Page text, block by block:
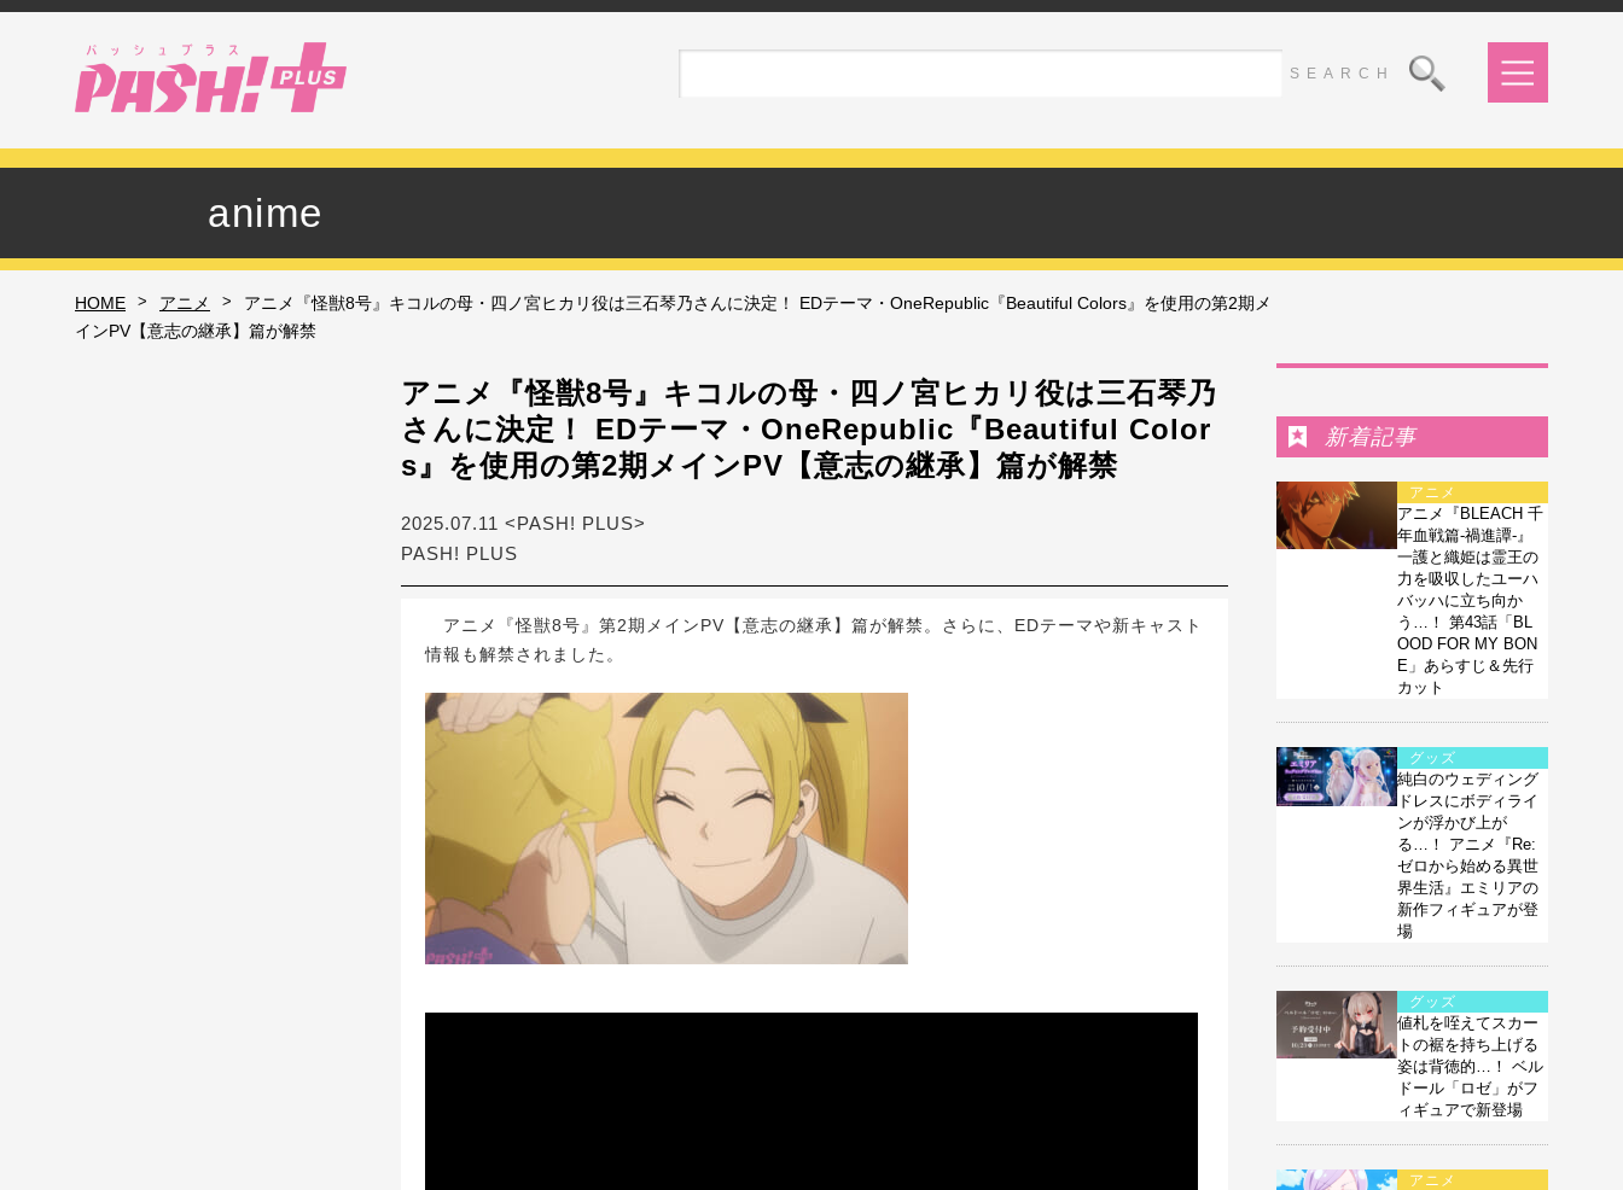
anime
HOME > アニメ >
アニメ『怪獣8号』キコルの母・四ノ宮ヒカリ役は三石琴乃さんに決定！ EDテーマ・OneRepublic『Beautiful Colors』を使用の第2期メ
インPV【意志の継承】篇が解禁
アニメ『怪獣8号』キコルの母・四ノ宮ヒカリ役は三石琴乃
さんに決定！ EDテーマ・OneRepublic『Beautiful Color
s』を使用の第2期メインPV【意志の継承】篇が解禁
2025.07.11 <PASH! PLUS>
PASH! PLUS
アニメ『怪獣8号』第2期メインPV【意志の継承】篇が解禁。さらに、EDテーマや新キャスト
情報も解禁されました。
新着記事
アニメ
アニメ『BLEACH 千
年血戦篇-禍進譚-』
一護と織姫は霊王の
力を吸収したユーハ
バッハに立ち向か
う…！ 第43話「BL
OOD FOR MY BON
E」あらすじ＆先行
カット
グッズ
純白のウェディング
ドレスにボディライ
ンが浮かび上が
る…！ アニメ『Re:
ゼロから始める異世
界生活』エミリアの
新作フィギュアが登
場
グッズ
値札を咥えてスカー
トの裾を持ち上げる
姿は背徳的…！ ベル
ドール「ロゼ」がフ
ィギュアで新登場
アニメ